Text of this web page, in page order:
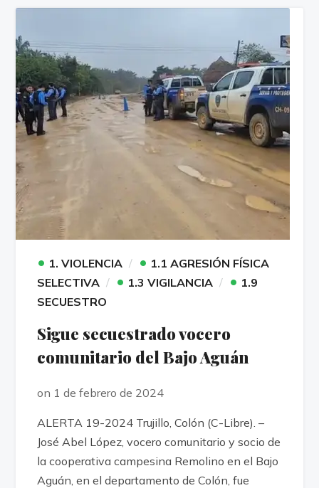
• 1. VIOLENCIA • 1.1 AGRESIÓN FÍSICA
SELECTIVA
• 1.3 VIGILANCIA • 1.9
SECUESTRO
Sigue secuestrado vocero
comunitario del Bajo Aguán
on 1 de febrero de 2024
ALERTA 19-2024 Trujillo, Colón (C-Libre). –
José Abel López, vocero comunitario y socio de
la cooperativa campesina Remolino en el Bajo
Aguán, en el departamento de Colón, fue